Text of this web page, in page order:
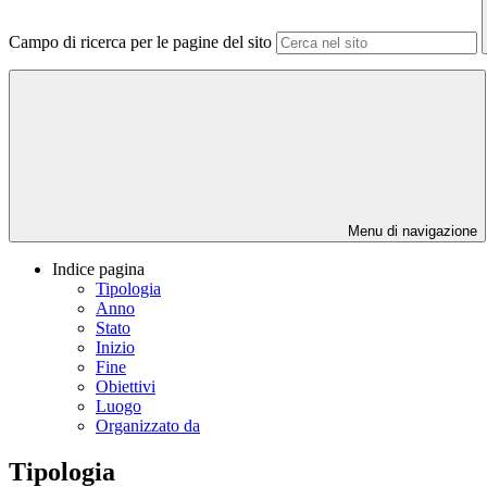
Campo di ricerca per le pagine del sito
Menu di navigazione
Indice pagina
Tipologia
Anno
Stato
Inizio
Fine
Obiettivi
Luogo
Organizzato da
Tipologia